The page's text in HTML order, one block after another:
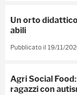
Un orto
abili
Pubblicato il 19/11/
Agri Social
ragazzi con